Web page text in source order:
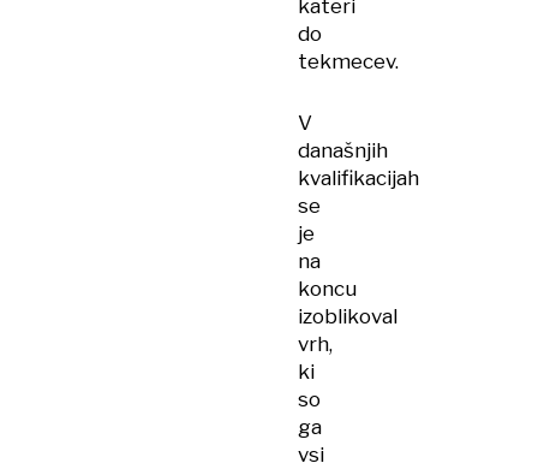
kateri
do
tekmecev.
V
današnjih
kvalifikacijah
se
je
na
koncu
izoblikoval
vrh,
ki
so
ga
vsi